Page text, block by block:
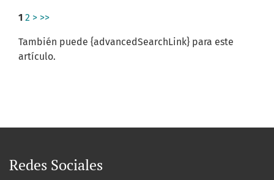
1 2 > >>
También puede {advancedSearchLink} para este
artículo.
Redes Sociales